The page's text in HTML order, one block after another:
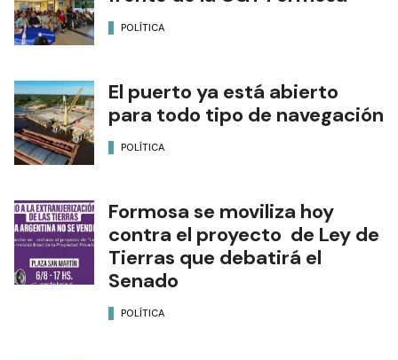
POLÍTICA
El puerto ya está abierto
para todo tipo de navegación
POLÍTICA
Formosa se moviliza hoy
contra el proyecto de Ley de
Tierras que debatirá el
Senado
POLÍTICA